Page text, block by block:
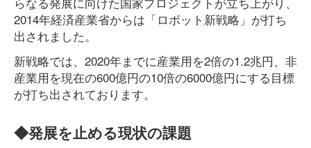
2014年経済産業省からは「ロボット新戦略」が打ち
出されました。
新戦略では、2020年までに産業用を2倍の1.2兆円、非
産業用を現在の600億円の10倍の6000億円にする目標
が打ち出されております。
◆発展を止める現状の課題